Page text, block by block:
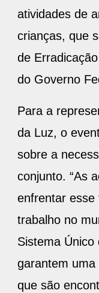
atividades de
crianças, que
de
do Governo
Para a
da Luz, o
sobre a
conjunto. “As
enfrentar esse
trabalho no
Sistema Único
garantem
que são